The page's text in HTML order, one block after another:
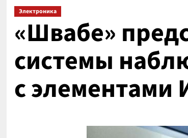
Электроника
«Швабе»
системы
с элементами